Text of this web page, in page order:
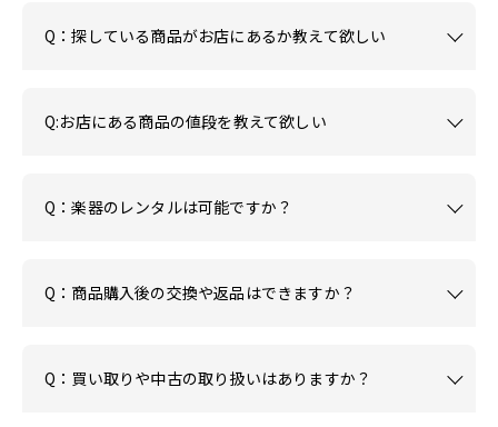
Q：探している商品がお店にあるか教えて欲しい
Q:お店にある商品の値段を教えて欲しい
Q：楽器のレンタルは可能ですか？
Q：商品購入後の交換や返品はできますか？
Q：買い取りや中古の取り扱いはありますか？